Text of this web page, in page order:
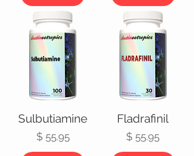
Fladrafinil
מחיר
Sulbutiamine
מחיר‏55.95 ‏$